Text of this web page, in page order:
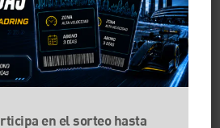
va más allá: también
y protege la parte
cómo funciona, qué
y qué ocurre si se daña
en el sorteo hasta